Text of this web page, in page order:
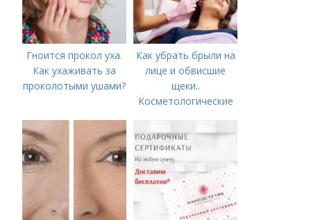
Гноится прокол уха.
Как ухаживать за
проколотыми ушами?
Как убрать брыли на
лице и обвисшие
щеки..
Косметологические